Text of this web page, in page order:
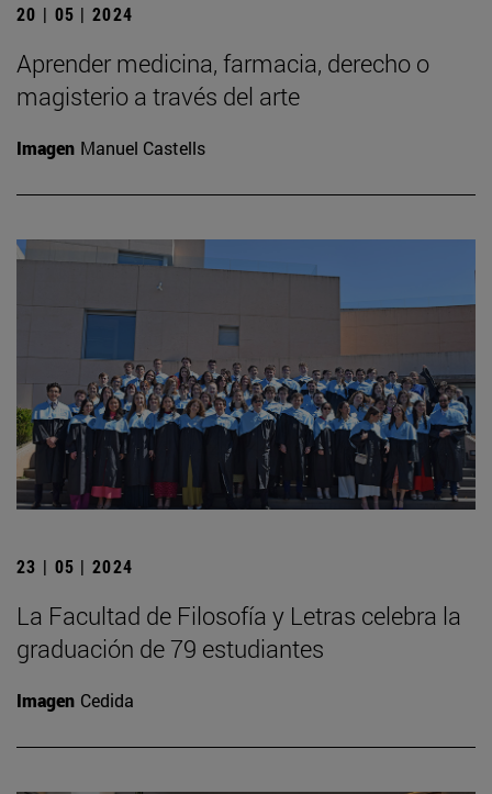
20 | 05 | 2024
Aprender medicina, farmacia, derecho o
magisterio a través del arte
Imagen Manuel Castells
23 | 05 | 2024
La Facultad de Filosofía y Letras celebra la
graduación de 79 estudiantes
Imagen Cedida